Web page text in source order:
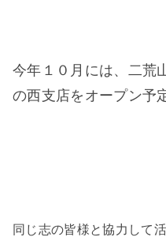
今年１０月には、二荒
の西支店をオープン予
同じ志の皆様と協力して